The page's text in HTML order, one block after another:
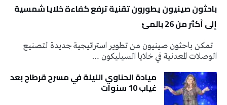
باحثون صينيون يطورون تقنية ترفع كفاءة خلايا شمسية
إلى أكثر من 26 بالمئ
تمكن باحثون صينيون من تطوير استراتيجية جديدة لتصنيع
الوصلات المعدنية في خلايا السيليكون …
ميادة الحناوي الليلة في مسرح قرطاج بعد
غياب 10 سنوات